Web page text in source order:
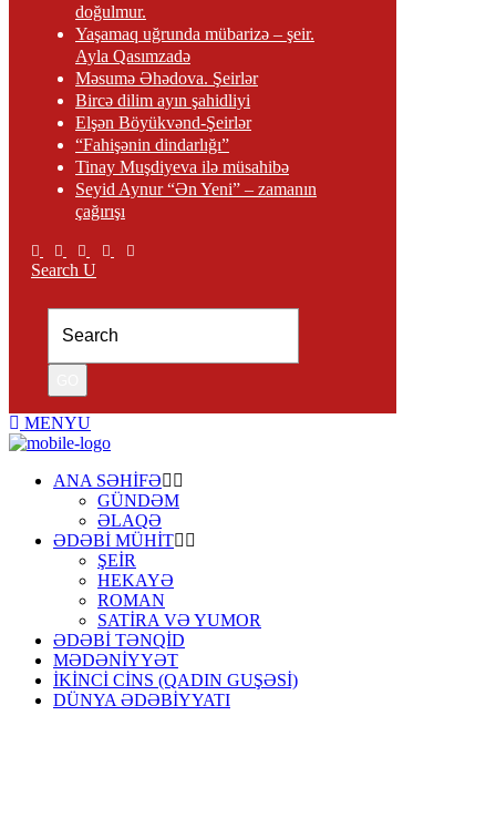
doğulmur.
Yaşamaq uğrunda mübarizə – şeir.
Ayla Qasımzadə
Məsumə Əhədova. Şeirlər
Bircə dilim ayın şahidliyi
Elşən Böyükvənd-Şeirlər
“Fahişənin dindarlığı”
Tinay Muşdiyeva ilə müsahibə
Seyid Aynur “Ən Yeni” – zamanın
çağırışı
Search
MENYU
ANA SƏHİFƏ
GÜNDƏM
ƏLAQƏ
ƏDƏBİ MÜHİT
ŞEİR
HEKAYƏ
ROMAN
SATİRA VƏ YUMOR
ƏDƏBİ TƏNQİD
MƏDƏNİYYƏT
İKİNCİ CİNS (QADIN GUŞƏSİ)
DÜNYA ƏDƏBİYYATI